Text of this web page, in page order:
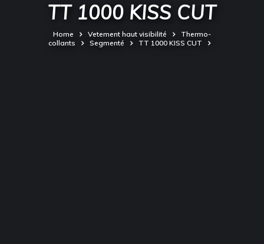
TT 1000 KISS CUT
Home Vetement haut visibilité
Thermo-
collants
Segmenté TT 1000 KISS CUT